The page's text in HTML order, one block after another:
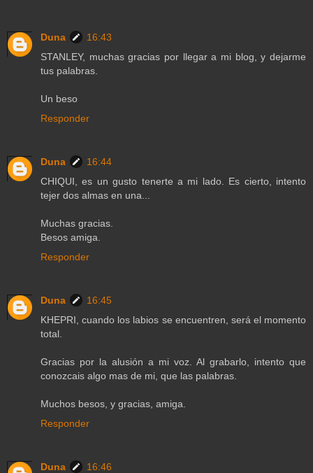
Duna
16:43
STANLEY, muchas gracias por llegar a mi blog, y dejarme
tus palabras.
Un beso
Responder
Duna
16:44
CHIQUI, es un gusto tenerte a mi lado. Es cierto, intento
tejer dos almas en una...
Muchas gracias.
Besos amiga.
Responder
Duna
16:45
KHEPRI, cuando los labios se encuentren, será el momento
total.
Gracias por la alusión a mi voz. Al grabarlo, intento que
conozcais algo mas de mi, que las palabras.
Muchos besos, y gracias, amiga.
Responder
Duna
16:46